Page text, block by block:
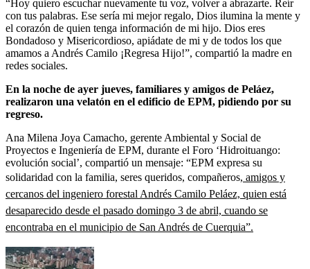
“Hoy quiero escuchar nuevamente tu voz, volver a abrazarte. Reír
con tus palabras. Ese sería mi mejor regalo, Dios ilumina la mente y
el corazón de quien tenga información de mi hijo. Dios eres
Bondadoso y Misericordioso, apiádate de mi y de todos los que
amamos a Andrés Camilo ¡Regresa Hijo!”, compartió la madre en
redes sociales.
En la noche de ayer jueves, familiares y amigos de Peláez,
realizaron una velatón en el edificio de EPM, pidiendo por su
regreso.
Ana Milena Joya Camacho, gerente Ambiental y Social de
Proyectos e Ingeniería de EPM, durante el Foro ‘Hidroituango:
evolución social’, compartió un mensaje: “EPM expresa su
solidaridad con la familia, seres queridos, compañeros, amigos y
cercanos del ingeniero forestal Andrés Camilo Peláez, quien está
desaparecido desde el pasado domingo 3 de abril, cuando se
encontraba en el municipio de San Andrés de Cuerquia”.